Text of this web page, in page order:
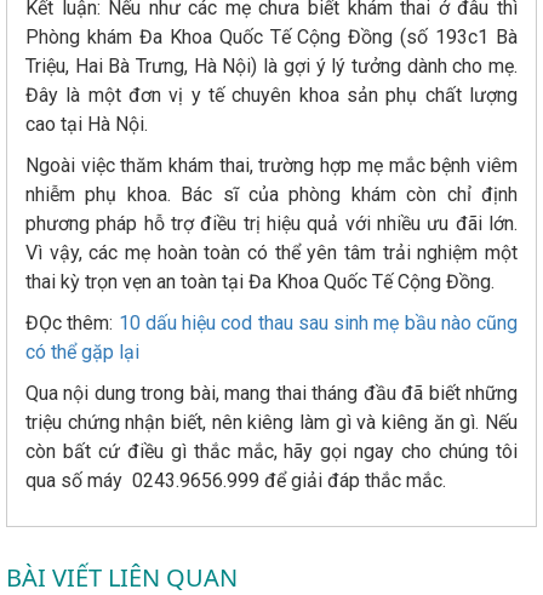
Kết luận: Nếu như các mẹ chưa biết khám thai ở đâu thì
Phòng khám Đa Khoa Quốc Tế Cộng Đồng (số 193c1 Bà
Triệu, Hai Bà Trưng, Hà Nội) là gợi ý lý tưởng dành cho mẹ.
Đây là một đơn vị y tế chuyên khoa sản phụ chất lượng
cao tại Hà Nội.
Ngoài việc thăm khám thai, trường hợp mẹ mắc bệnh viêm
nhiễm phụ khoa. Bác sĩ của phòng khám còn chỉ định
phương pháp hỗ trợ điều trị hiệu quả với nhiều ưu đãi lớn.
Vì vậy, các mẹ hoàn toàn có thể yên tâm trải nghiệm một
thai kỳ trọn vẹn an toàn tại Đa Khoa Quốc Tế Cộng Đồng.
ĐỌc thêm: 10 dấu hiệu cod thau sau sinh mẹ bầu nào cũng
có thể gặp lại
Qua nội dung trong bài, mang thai tháng đầu đã biết những
triệu chứng nhận biết, nên kiêng làm gì và kiêng ăn gì. Nếu
còn bất cứ điều gì thắc mắc, hãy gọi ngay cho chúng tôi
qua số máy 0243.9656.999 để giải đáp thắc mắc.
BÀI VIẾT LIÊN QUAN